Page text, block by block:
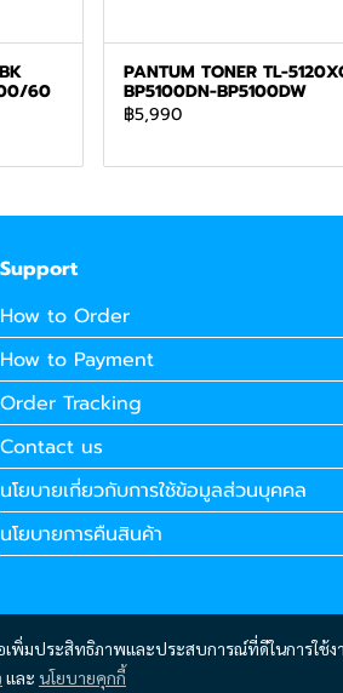
60
PANTUM TONER TL-
BP5100DN-BP5100DW
฿5,990
เพิ่มประสิทธิภาพและประสบการณ์ที่ดีในการใช้
และ นโยบายคุกกี้
Support
How to Order
How to Payment
Order Tracking
Contact us
นโยบายเกี่ยวกับการใช้ข้อมูลส่วนบุคคล
นโยบายการคืนสินค้า